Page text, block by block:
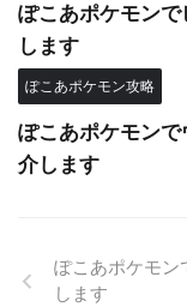
ぽこあポケモン
します
ぽこあポケモン攻略
ぽこあポケモン
介します
ぽこあポケモン
します